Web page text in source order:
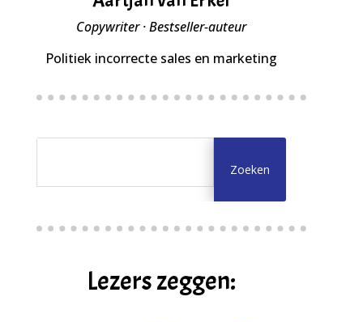
Copywriter · Bestseller-auteur
Politiek incorrecte sales en marketing
Lezers zeggen: